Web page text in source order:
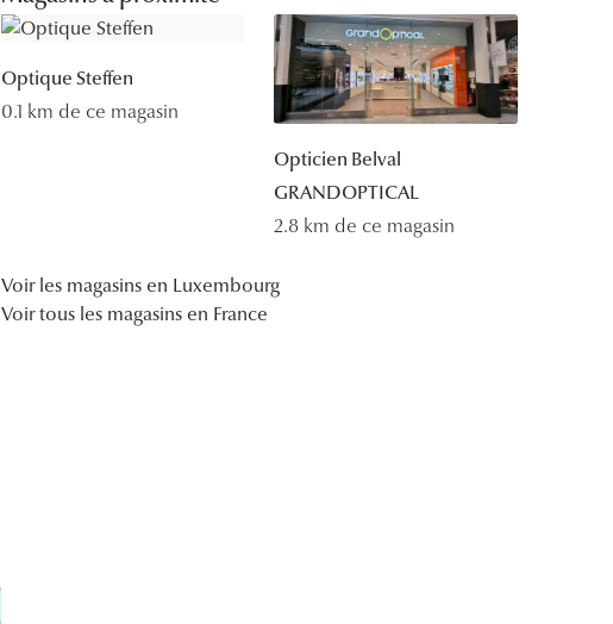
Accessoires audition
Tous nos accessoires
Optique Steffen
0.1 km de ce magasin
Opticien Belval
GRANDOPTICAL
2.8 km de ce magasin
Voir les magasins en Luxembourg
Voir tous les magasins en France